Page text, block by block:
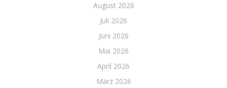
August 2026
Juli 2026
Juni 2026
Mai 2026
April 2026
März 2026